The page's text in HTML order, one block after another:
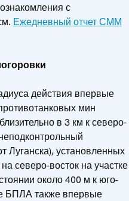
с
Ежедневный отчет СММ
действия впервые
мин
в 3 км к северо-
Луганска), установленных
северо-восток на участке
около 400 м к юго-
БПЛА также впервые